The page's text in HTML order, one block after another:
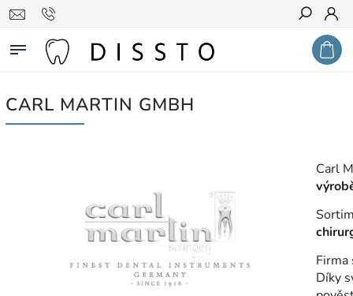
Hledat
CARL MARTIN GMBH
Carl
Firma
Díky